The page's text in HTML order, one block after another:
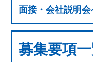
面接・会社説明
募集要項